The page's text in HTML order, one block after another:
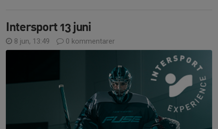
Intersport 13 juni
8 jun, 13:49 0 kommentarer